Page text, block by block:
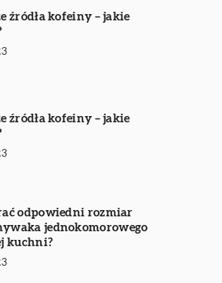
źródła kofeiny – jakie
źródła kofeiny – jakie
odpowiedni rozmiar
jednokomorowego
kuchni?